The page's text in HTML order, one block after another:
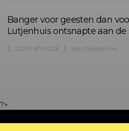
Banger voor geesten dan
Lutjenhuis ontsnapte aan de
ZOUT 6/7-2026 Edo Dijksterhuis
?>